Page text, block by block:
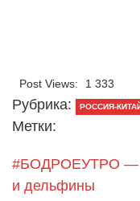
Post Views: 1 333
Рубрика: РОССИЯ-
Метки:
#БОДРОЕУТРО —
и дельфины